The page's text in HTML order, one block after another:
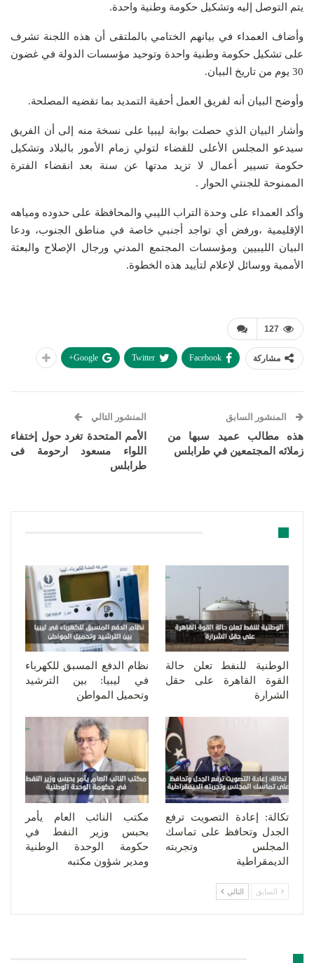
يتم التوصل إليه وتشكيل حكومة وطنية واحدة.
وأضاف العمداء في بيانهم الختامي بالملتقى أن هذه اللجنة تشرف
على تشكيل حكومة وطنية واحدة وتوحيد مؤسسات الدولة في غضون
30 يوم من تاريخ البيان.
وأوضح البيان أنه لفريق العمل أحقية التمديد بما تقضيه المصلحة.
وأشار البيان الذي حصلت بوابة ليبيا على نسخة منه إلى أن الفريق
سيدعو المجلس الأعلى للقضاء لتولي زمام الأمور بالبلاد وتشكيل
حكومة تسيير أعمال لا تزيد مدتها عن سنة بعد انقضاء الفترة
الممنوحة للجنتي الحوار .
وأكد العمداء على وحدة التراب الليبي والمحافظة على حدوده ومياهه
الإقليمية ،ورفض أي تواجد أجنبي خاصة في مناطق الجنوب، ودعا
البيان الليبيين ومؤسسات المجتمع المدني ورجال الإصلاح والبعثة
الأممية ووسائل لإعلام لتأييد هذه الخطوة.
127
مشاركة Facebook
Twitter
Google+
المنشور السابق
هذه مطالب عميد سبها من
زملائه المجتمعين في طرابلس
المنشور التالي
الأمم المتحدة تغرد حول إختفاء
اللواء مسعود ارحومة فى
طرابلس
الوطنية للنفط تعلن حالة
القوة القاهرة على حقل
الشرارة
نظام الدفع المسبق للكهرباء
في ليبيا: بين الترشيد
وتحميل المواطن
تكالة: إعادة التصويت ترفع
الجدل وتحافظ على تماسك
المجلس وتجربته
الديمقراطية
مكتب النائب العام يأمر
بحبس وزير النفط في
حكومة الوحدة الوطنية
ومدير شؤون مكتبه
السابق التالي